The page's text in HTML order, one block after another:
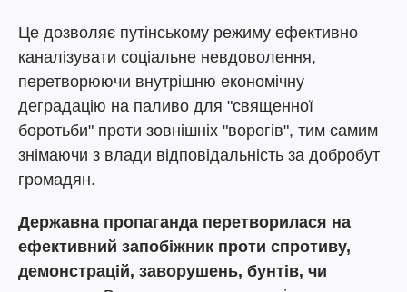
Це дозволяє путінському режиму ефективно
каналізувати соціальне невдоволення,
перетворюючи внутрішню економічну
деградацію на паливо для "священної
боротьби" проти зовнішніх "ворогів", тим самим
знімаючи з влади відповідальність за добробут
громадян.
Державна пропаганда перетворилася на
ефективний запобіжник проти спротиву,
демонстрацій, заворушень, бунтів, чи